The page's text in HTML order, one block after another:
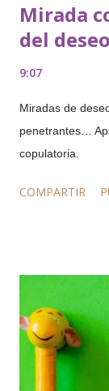
Mirada
del deseo
9:07
Miradas de
penetrantes…
copulatoria.
COMPARTIR